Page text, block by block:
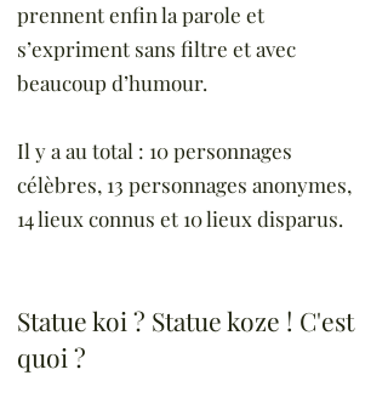
prennent enfin la parole et
s’expriment sans filtre et avec
beaucoup d’humour.
Il y a au total : 10 personnages
célèbres, 13 personnages anonymes,
14 lieux connus et 10 lieux disparus.
Statue koi ? Statue koze ! C'est
quoi ?